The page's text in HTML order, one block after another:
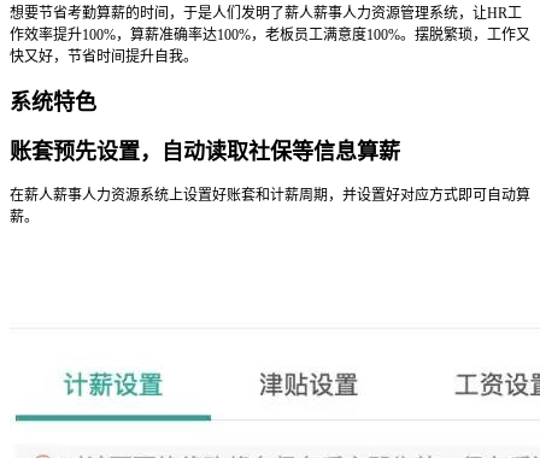
想要节省考勤算薪的时间，于是人们发明了薪人薪事人力资源管理系统，让HR工
作效率提升100%，算薪准确率达100%，老板员工满意度100%。摆脱繁琐，工作又
快又好，节省时间提升自我。
系统特色
账套预先设置，自动读取社保等信息算薪
在薪人薪事人力资源系统上设置好账套和计薪周期，并设置好对应方式即可自动算
薪。